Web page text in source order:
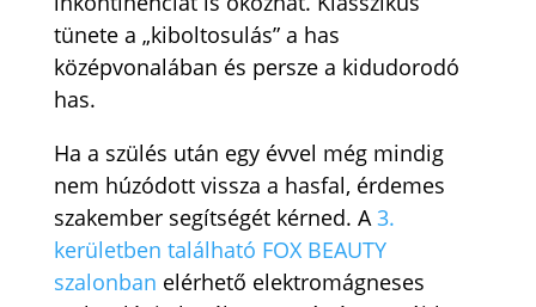
tünete a „kiboltosulás” a has
középvonalában és persze a kidudorodó
has.
Ha a szülés után egy évvel még mindig
nem húzódott vissza a hasfal, érdemes
szakember segítségét kérned. A3.
kerületben található FOX BEAUTY
szalonban elérhető elektromágneses